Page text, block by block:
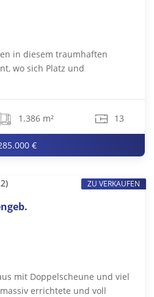
in diesem traumhaften
wo sich Platz und
1.386 m² 13
€
mit Doppelscheune und viel
errichtete und voll
ZU VERKAUFEN